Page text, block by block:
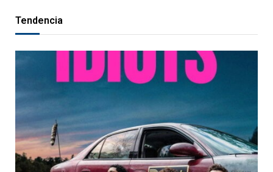
Tendencia